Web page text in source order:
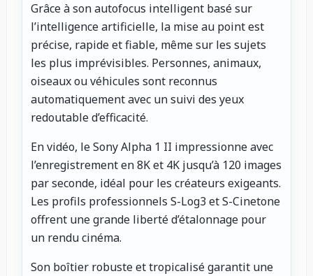
Grâce à son autofocus intelligent basé sur
l’intelligence artificielle, la mise au point est
précise, rapide et fiable, même sur les sujets
les plus imprévisibles. Personnes, animaux,
oiseaux ou véhicules sont reconnus
automatiquement avec un suivi des yeux
redoutable d’efficacité.
En vidéo, le Sony Alpha 1 II impressionne avec
l’enregistrement en 8K et 4K jusqu’à 120 images
par seconde, idéal pour les créateurs exigeants.
Les profils professionnels S-Log3 et S-Cinetone
offrent une grande liberté d’étalonnage pour
un rendu cinéma.
Son boîtier robuste et tropicalisé garantit une